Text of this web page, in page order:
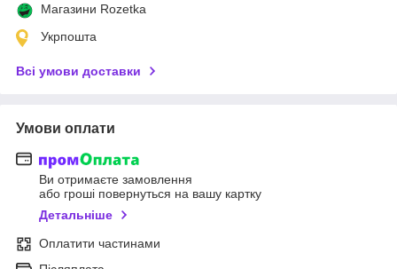
Магазини Rozetka
Укрпошта
Всі умови доставки
Умови оплати
Ви отримаєте замовлення
або гроші повернуться на вашу картку
Детальніше
Оплатити частинами